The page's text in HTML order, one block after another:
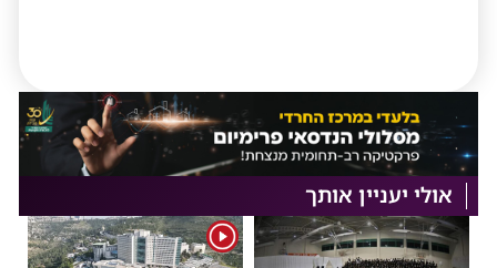
אולי יעניין אותך
1